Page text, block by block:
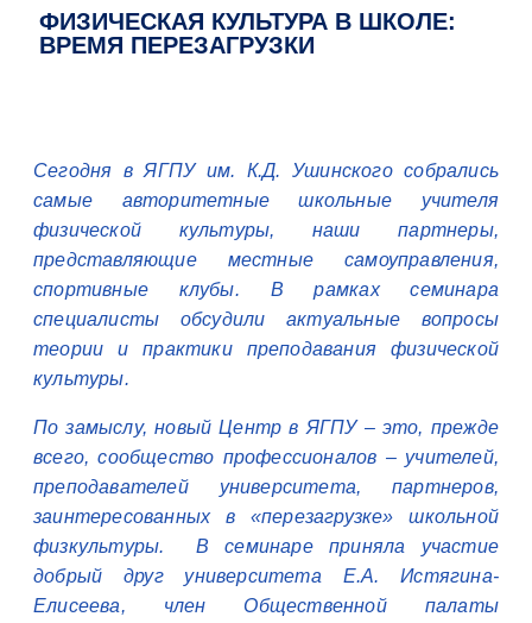
ФИЗИЧЕСКАЯ КУЛЬТУРА В ШКОЛЕ:
ВРЕМЯ ПЕРЕЗАГРУЗКИ
Сегодня в ЯГПУ им. К.Д. Ушинского собрались
самые авторитетные школьные учителя
физической культуры, наши партнеры,
представляющие местные самоуправления,
спортивные клубы. В рамках семинара
специалисты обсудили актуальные вопросы
теории и практики преподавания физической
культуры.
По замыслу, новый Центр в ЯГПУ – это, прежде
всего, сообщество профессионалов – учителей,
преподавателей университета, партнеров,
заинтересованных в «перезагрузке» школьной
физкультуры. В семинаре приняла участие
добрый друг университета Е.А. Истягина-
Елисеева, член Общественной палаты